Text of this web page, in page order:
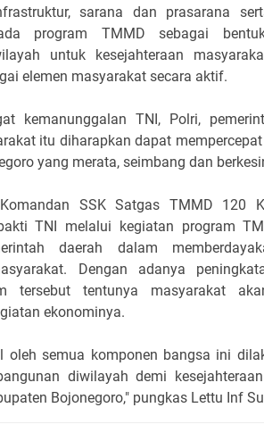
sarana dan prasarana
program TMMD sebagai
untuk kesejahteraan
elemen masyarakat secara aktif.
kemanunggalan TNI, Polri,
itu diharapkan dapat
yang merata, seimbang dan
SSK Satgas TMMD 120
TNI melalui kegiatan program
daerah dalam
Dengan adanya
tersebut tentunya masyarakat
ekonominya.
oleh semua komponen bangsa ini
diwilayah demi
Bojonegoro," pungkas Lettu Inf